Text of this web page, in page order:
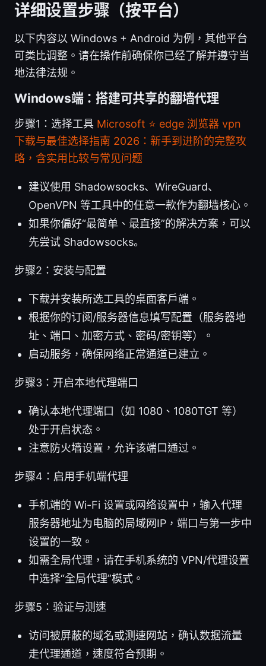
详细设置步骤（按平台）
以下内容以 Windows + Android 为例，其他平台
可类比调整。请在操作前确保你已经了解并遵守当
地法律法规。
Windows端：搭建可共享的翻墙代理
步骤1：选择工具 Microsoft ⭐ edge 浏览器 vpn
下载与最佳选择指南 2026：新手到进阶的完整攻
略，含实用比较与常见问题
建议使用 Shadowsocks、WireGuard、
OpenVPN 等工具中的任意一款作为翻墙核心。
如果你偏好“最简单、最直接”的解决方案，可以
先尝试 Shadowsocks。
步骤2：安装与配置
下载并安装所选工具的桌面客户端。
根据你的订阅/服务器信息填写配置（服务器地
址、端口、加密方式、密码/密钥等）。
启动服务，确保网络正常通道已建立。
步骤3：开启本地代理端口
确认本地代理端口（如 1080、1080TGT 等）
处于开启状态。
注意防火墙设置，允许该端口通过。
步骤4：启用手机端代理
手机端的 Wi-Fi 设置或网络设置中，输入代理
服务器地址为电脑的局域网IP，端口与第一步中
设置的一致。
如需全局代理，请在手机系统的 VPN/代理设置
中选择“全局代理”模式。
步骤5：验证与测速
访问被屏蔽的域名或测速网站，确认数据流量
走代理通道，速度符合预期。